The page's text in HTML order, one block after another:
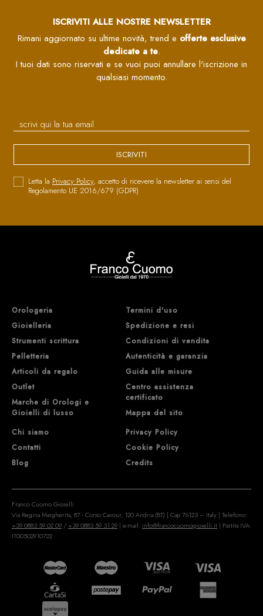
ISCRIVITI ALLE NOSTRE NEWSLETTER
Rimani aggiornato su ultime novità, trend e offerte esclusive
dedicate a te.
I tuoi dati sono riservati e se vuoi puoi annullare l'iscrizione in
qualsiasi momento.
ISCRIVITI
Letta la Privacy Policy, accetto di ricevere la newsletter ai sensi del
Regolamento UE 2016/679 (GDPR)
Orologeria
Gioielleria
Strumenti scrittura
Pelletteria
Articoli da regalo
Outlet
Marche di Orologi e
Gioielli di lusso
Chi siamo
Contatti
Blog
Termini d'uso
Spedizione e resi
Condizioni di vendita
Autenticità e garanzia
Guida alle misure
Centro assistenza
certificato
Mappa del sito
Privacy Policy
Cookie Policy
Credits
Franco Cuomo Gioielli
Via Regina Margherita, 87 - Corso Cavour, 120 Andria (BT) | Cap 76123 – Italy | Telefono:
+39 0883 59 02 09 / +39 0883 59 31 29 | e-mail: info@francocuomogioielli.it | Partita IVA:
IT00502910722